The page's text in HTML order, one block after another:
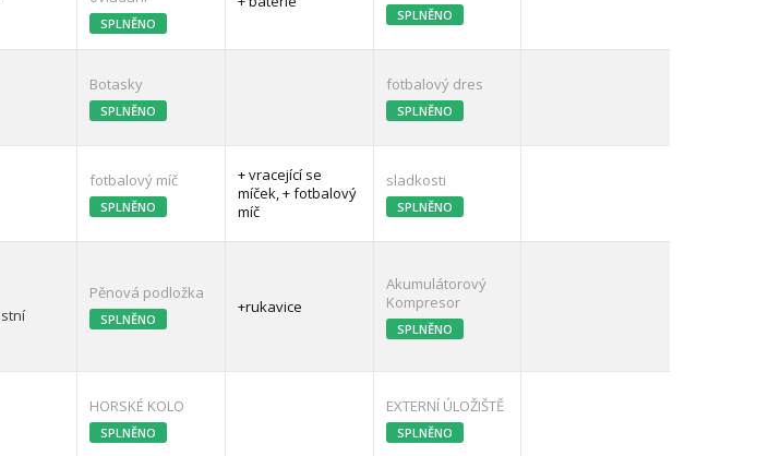
SPLNĚNO
SPLNĚNO
Botasky
SPLNĚNO
fotbalový dres
SPLNĚNO
fotbalový míč
SPLNĚNO
+ vracející se
míček, + fotbalový
míč
sladkosti
SPLNĚNO
Pěnová podložka
SPLNĚNO
+rukavice
Akumulátorový
Kompresor
SPLNĚNO
HORSKÉ KOLO
SPLNĚNO
EXTERNÍ ÚLOŽIŠTĚ
SPLNĚNO